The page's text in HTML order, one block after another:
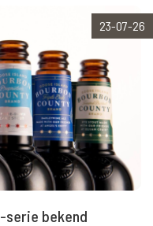
23-07-26
serie bekend